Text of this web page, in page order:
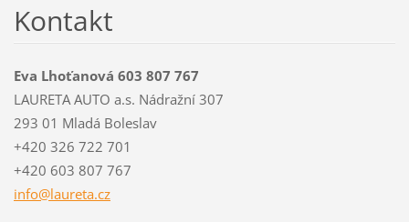
Kontakt
Eva Lhoťanová 603 807 767
LAURETA AUTO a.s. Nádražní 307
293 01 Mladá Boleslav
+420 326 722 701
+420 603 807 767
info@laureta.cz